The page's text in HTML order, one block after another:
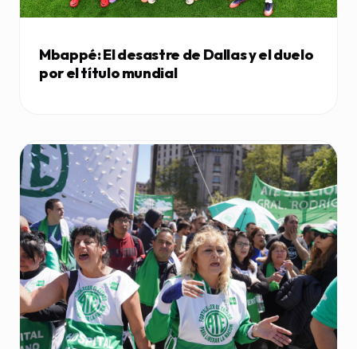
Mbappé: El desastre de Dallas y el duelo
por el título mundial